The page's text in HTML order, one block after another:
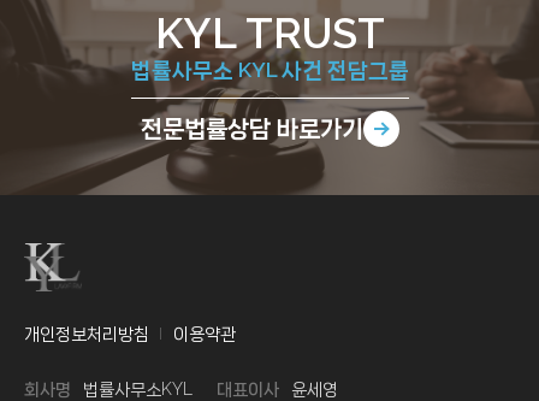
KYL TRUST
법률사무소 KYL 사건 전담그룹
전문법률상담 바로가기
개인정보처리방침 이용약관
회사명 법률사무소KYL 대표이사 윤세영